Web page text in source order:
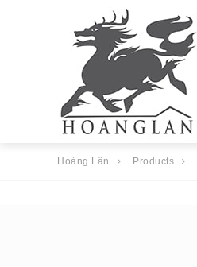
Hoàng Lân Products